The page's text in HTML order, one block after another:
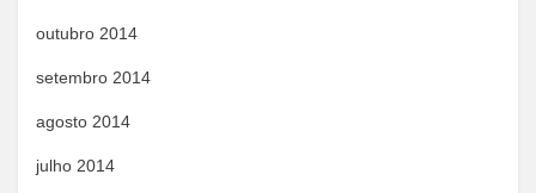
outubro 2014
setembro 2014
agosto 2014
julho 2014